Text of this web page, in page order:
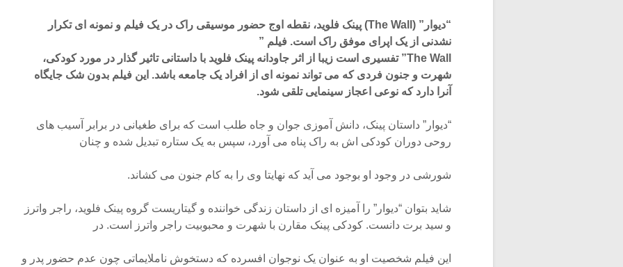
“دیوار” (The Wall) پینک فلوید، نقطه اوج حضور موسیقی راک در یک فیلم و نمونه ای تکرار
نشدنی از یک اپرای موفق راک است. فیلم ”
The Wall” تفسیری است زیبا از اثر جاودانه پینک فلوید با داستانی تاثیر گذار در مورد کودکی،
شهرت و جنون فردی که می تواند نمونه ای از افراد یک جامعه باشد. این فیلم بدون شک جایگاه
آنرا دارد که نوعی اعجاز سینمایی تلقی شود.
“دیوار” داستان پینک، دانش آموزی جوان و جاه طلب است که برای طغیانی در برابر آسیب های
روحی دوران کودکی اش به راک پناه می آورد، سپس به یک ستاره تبدیل شده و چنان
شورشی در وجود او بوجود می آید که نهایتا وی را به کام جنون می کشاند.
شاید بتوان “دیوار” را آمیزه ای از داستان زندگی خواننده و گیتاریست گروه پینک فلوید، راجر واترز
و سید برت دانست. کودکی پینک مقارن با شهرت و محبوبیت راجر واترز است. در
این فیلم شخصیت او به عنوان یک نوجوان افسرده که دستخوش ناملایماتی چون عدم حضور پدر و